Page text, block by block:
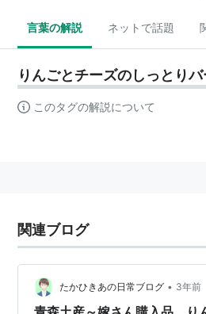
言葉の解説 ネットで話題
りんごとチーズのしっとりバ
このタグの解説について
関連ブログ
たかひきあの日常ブログ • 3年前